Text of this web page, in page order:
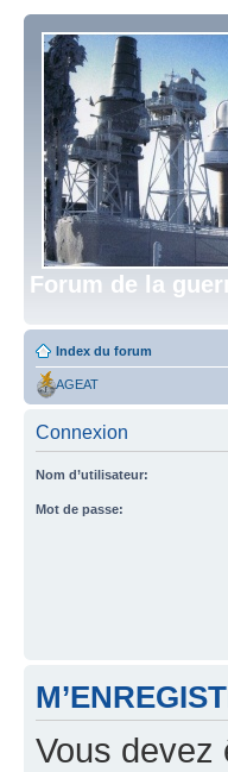
Forum de la
Index du forum
AGEAT
Connexion
Nom d’utilisateur:
Mot de passe:
Vous devez